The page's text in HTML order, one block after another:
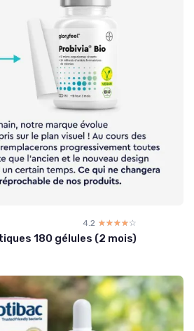
4.2 ☆☆☆☆☆
★★★★★
180 gélules (2 mois)